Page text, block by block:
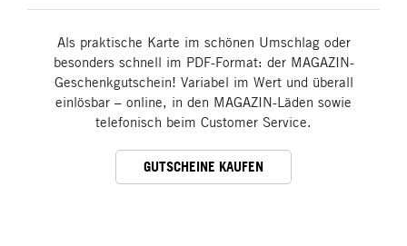
Als praktische Karte im schönen Umschlag oder
besonders schnell im PDF-Format: der MAGAZIN-
Geschenkgutschein! Variabel im Wert und überall
einlösbar – online, in den MAGAZIN-Läden sowie
telefonisch beim Customer Service.
GUTSCHEINE KAUFEN